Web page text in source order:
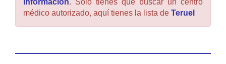
médico autorizado, aquí tienes la lista de Teruel